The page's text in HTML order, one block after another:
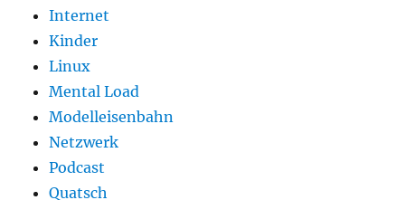
Internet
Kinder
Linux
Mental Load
Modelleisenbahn
Netzwerk
Podcast
Quatsch